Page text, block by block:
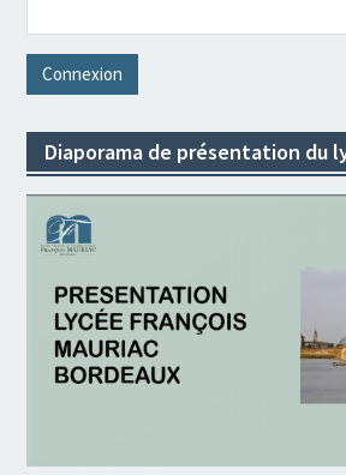
Diaporama de présentation du